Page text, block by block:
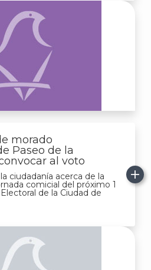
morado
Paseo de la
al voto
ciudadanía acerca de la
comicial del próximo 1
de la Ciudad de